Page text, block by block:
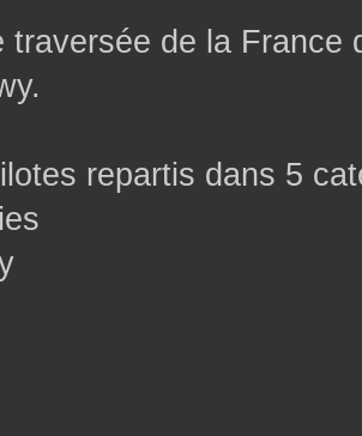
traversée de la France
repartis dans 5